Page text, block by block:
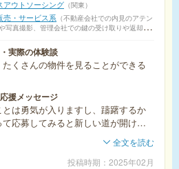
アウトソーシング 関東
売・サービス系
不動産会社での内見のアテン
写真撮影、管理会社での鍵の受け取りや返却で
実際の体験談
くさんの物件を見ることができる
援メッセージ
は勇気が入りますし、躊躇するか
応募してみると新しい道が開ける
れないので、チャレンジしてみてく
全文を読む
投稿時期 2025年02月